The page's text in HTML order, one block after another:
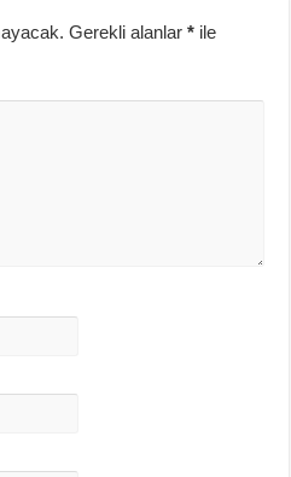
Gerekli alanlar* ile